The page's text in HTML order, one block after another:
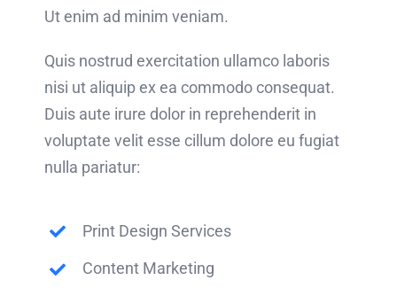
Ut enim ad minim veniam.
Quis nostrud exercitation ullamco laboris
nisi ut aliquip ex ea commodo consequat.
Duis aute irure dolor in reprehenderit in
voluptate velit esse cillum dolore eu fugiat
nulla pariatur:
Print Design Services
Content Marketing